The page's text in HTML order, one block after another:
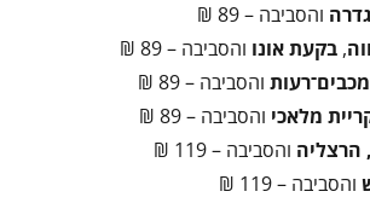
והסביבה – 89 ₪
, בקעת אונו והסביבה – 89 ₪
והסביבה – 89 ₪
מלאכי והסביבה – 89 ₪
הרצליה והסביבה – 119 ₪
והסביבה – 119 ₪